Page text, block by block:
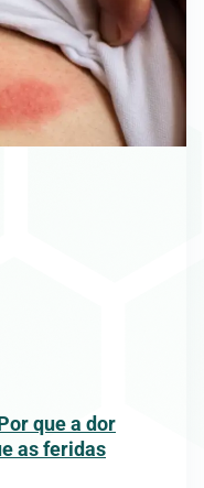
que a dor
as feridas